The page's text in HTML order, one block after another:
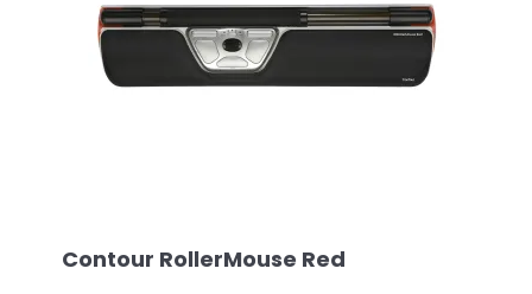
Contour RollerMouse Red